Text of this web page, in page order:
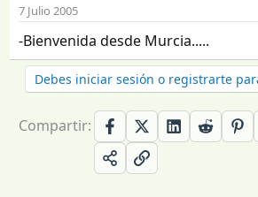
7 Julio 2005
-Bienvenida desde Murcia.....
Debes iniciar sesión o registrarte
Compartir: